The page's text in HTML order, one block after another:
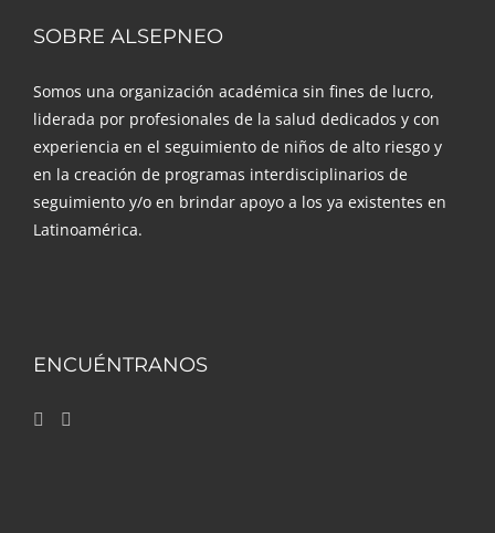
SOBRE ALSEPNEO
Somos una organización académica sin fines de lucro,
liderada por profesionales de la salud dedicados y con
experiencia en el seguimiento de niños de alto riesgo y
en la creación de programas interdisciplinarios de
seguimiento y/o en brindar apoyo a los ya existentes en
Latinoamérica.
ENCUÉNTRANOS